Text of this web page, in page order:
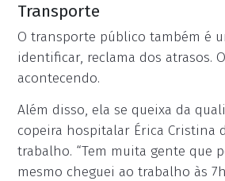
Transporte
O transporte público também é
identificar, reclama dos atrasos.
acontecendo.
Além disso, ela se queixa da
copeira hospitalar Érica Cristina
trabalho. “Tem muita gente que
mesmo cheguei ao trabalho às